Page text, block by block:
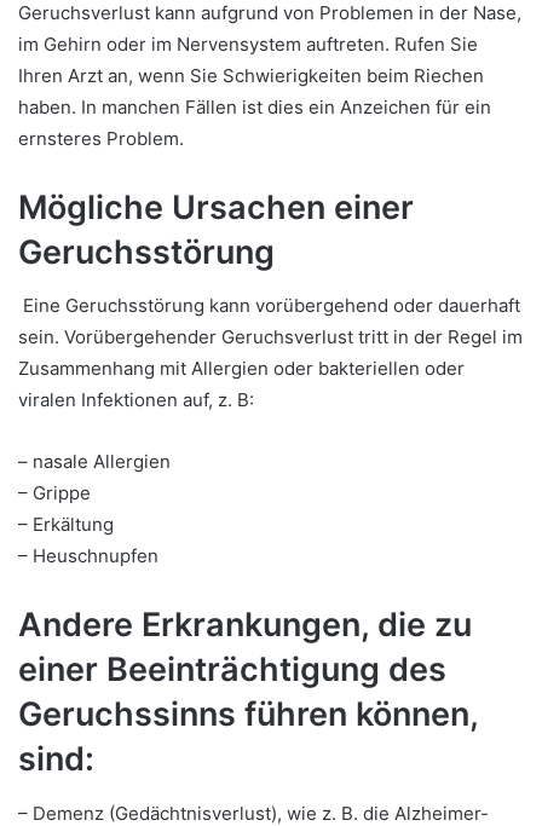
Geruchsverlust kann aufgrund von Problemen in der Nase,
im Gehirn oder im Nervensystem auftreten. Rufen Sie
Ihren Arzt an, wenn Sie Schwierigkeiten beim Riechen
haben. In manchen Fällen ist dies ein Anzeichen für ein
ernsteres Problem.
Mögliche Ursachen einer
Geruchsstörung
Eine Geruchsstörung kann vorübergehend oder dauerhaft
sein. Vorübergehender Geruchsverlust tritt in der Regel im
Zusammenhang mit Allergien oder bakteriellen oder
viralen Infektionen auf, z. B:
– nasale Allergien
– Grippe
– Erkältung
– Heuschnupfen
Andere Erkrankungen, die zu
einer Beeinträchtigung des
Geruchssinns führen können,
sind:
– Demenz (Gedächtnisverlust), wie z. B. die Alzheimer-